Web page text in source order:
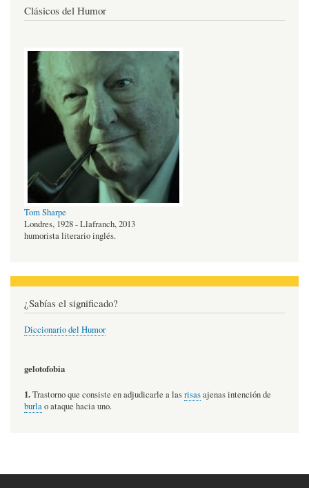
Clásicos del Humor
Tom Sharpe
Londres, 1928 - Llafranch, 2013
humorista literario inglés.
¿Sabías el significado?
Diccionario del Humor
gelotofobia
1.Trastorno que consiste en adjudicarle a lasrisasajenas intención de
burlao ataque hacia uno.